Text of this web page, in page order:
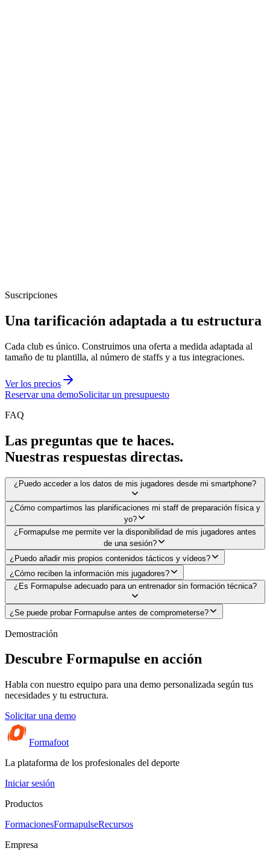
Suscripciones
Una tarificación adaptada a tu estructura
Cada club es único. Construimos una oferta a medida adaptada al
tamaño de tu plantilla, al número de staffs y a tus integraciones.
Ver los precios
Reservar una demoSolicitar un presupuesto
FAQ
Las preguntas que te haces.
Nuestras respuestas directas.
¿Puedo acceder a los datos de mis jugadores desde mi smartphone?
¿Cómo compartimos las planificaciones mi staff de preparación física y
yo?
¿Formapulse me permite ver la disponibilidad de mis jugadores antes
de una sesión?
¿Puedo añadir mis propios contenidos tácticos y vídeos?
¿Cómo reciben la información mis jugadores?
¿Es Formapulse adecuado para un entrenador sin formación técnica?
¿Se puede probar Formapulse antes de comprometerse?
Demostración
Descubre Formapulse en acción
Habla con nuestro equipo para una demo personalizada según tus
necesidades y tu estructura.
Solicitar una demo
Formafoot
La plataforma de los profesionales del deporte
Iniciar sesión
Productos
FormacionesFormapulseRecursos
Empresa